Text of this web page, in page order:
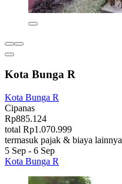
Kota Bunga R
Kota Bunga R
Cipanas
Rp885.124
total Rp1.070.999
termasuk pajak & biaya lainnya
5 Sep - 6 Sep
Kota Bunga R